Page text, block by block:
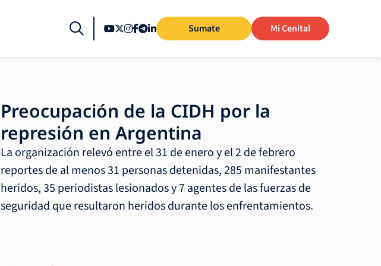
Sumate Mi Cenital
Preocupación de la CIDH por la
represión en Argentina
La organización relevó entre el 31 de enero y el 2 de febrero
reportes de al menos 31 personas detenidas, 285 manifestantes
heridos, 35 periodistas lesionados y 7 agentes de las fuerzas de
seguridad que resultaron heridos durante los enfrentamientos.